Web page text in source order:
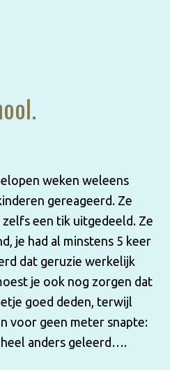
weken weleens
gereageerd. Ze
zelfs een tik uitgedeeld. Ze
je had al minstens 5 keer
dat geruzie werkelijk
je ook nog zorgen dat
goed deden, terwijl
voor geen meter snapte:
anders geleerd….